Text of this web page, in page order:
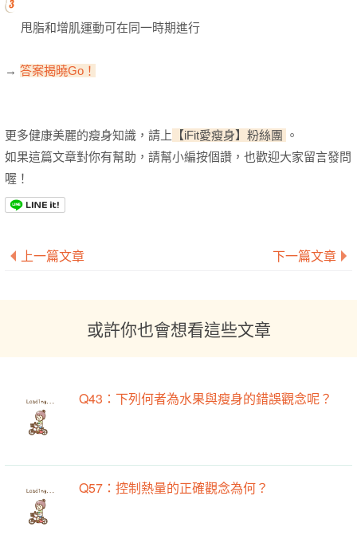
甩脂和增肌運動可在同一時期進行
→ 答案揭曉Go ！
更多健康美麗的瘦身知識， 請上 【iFit愛瘦身】粉絲團
。
如果這篇文章對你有幫助，請幫小編按個讚，也歡迎大家留言發問
喔！
上一篇文章 下一篇文章
或許你也會想看這些文章
Q43：下列何者為水果與瘦身的錯誤觀念呢？
Q57：控制熱量的正確觀念為何？